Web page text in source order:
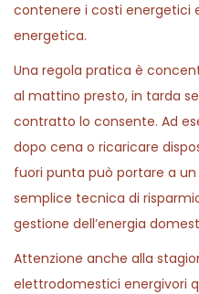
contenere i costi energetici
energetica.
Una regola pratica è
al mattino presto, in tarda
contratto lo consente. Ad
dopo cena o ricaricare
fuori punta può portare a un
semplice tecnica di
gestione dell’energia
Attenzione anche alla
elettrodomestici energivori